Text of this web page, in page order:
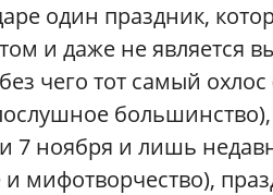
один праздник,
и даже не является
чего тот самый охлос
большинство),
7 ноября и лишь
мифотворчество),